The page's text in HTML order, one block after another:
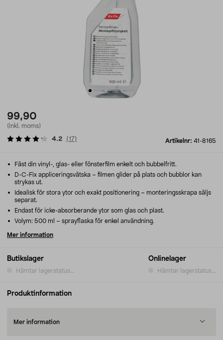
99,90
(inkl. moms)
Artikelnr: 41-8165
4.2 (17)
Butikslager
Hämtar lagerstatus...
Onlinelager
Hämtar lagerstatus...
Fäst din vinyl-, glas- eller fönsterfilm enkelt och bubbelfritt.
D-C-Fix appliceringsvätska – filmen glider på plats och bubblor kan
strykas ut.
Idealisk för stora ytor och exakt positionering – monteringsskrapa säljs
separat.
Endast för icke-absorberande ytor som glas och plast.
Volym: 500 ml – sprayflaska för enkel användning.
Mer information
Produktinformation
Mer information